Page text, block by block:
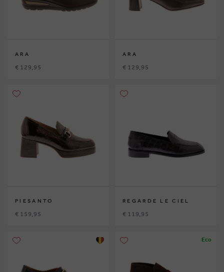
ARA
€ 129,95
ARA
€ 129,95
PIESANTO
€ 159,95
REGARDE LE CIEL
€ 119,95
Eco